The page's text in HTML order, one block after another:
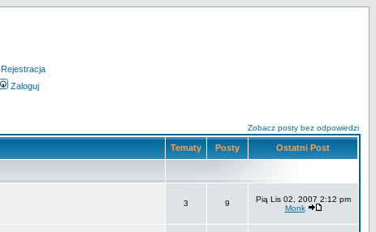
Rejestracja
Zaloguj
Zobacz posty bez odpowiedzi
Tematy Posty Ostatni Post
3 9
Pią Lis 02, 2007 2:12 pm
Monk